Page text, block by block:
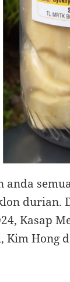
durian.
Kasap
Kim Hong